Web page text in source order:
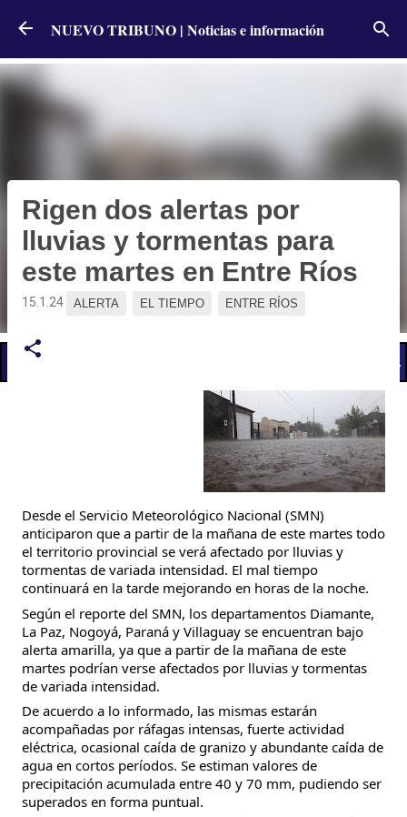
Ir al contenido principal
NUEVO TRIBUNO | Noticias e información
📢 LO ÚLTIMO
Rigen dos alertas por
lluvias y tormentas para
este martes en Entre Ríos
15.1.24 ALERTA EL TIEMPO ENTRE RÍOS
Desde el Servicio Meteorológico Nacional (SMN)
anticiparon que a partir de la mañana de este martes todo
el territorio provincial se verá afectado por lluvias y
tormentas de variada intensidad. El mal tiempo
continuará en la tarde mejorando en horas de la noche.
Según el reporte del SMN, los departamentos Diamante,
La Paz, Nogoyá, Paraná y Villaguay se encuentran bajo
alerta amarilla, ya que a partir de la mañana de este
martes podrían verse afectados por lluvias y tormentas
de variada intensidad.
De acuerdo a lo informado, las mismas estarán
acompañadas por ráfagas intensas, fuerte actividad
eléctrica, ocasional caída de granizo y abundante caída de
agua en cortos períodos. Se estiman valores de
precipitación acumulada entre 40 y 70 mm, pudiendo ser
superados en forma puntual.